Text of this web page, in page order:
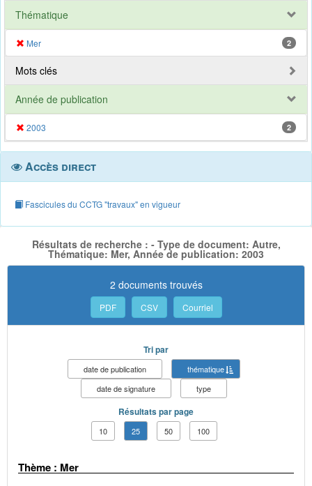
Thématique
Mer 2
Mots clés
Année de publication
2003 2
Accès direct
Fascicules du CCTG "travaux" en vigueur
Résultats de recherche : - Type de document: Autre,
Thématique: Mer, Année de publication: 2003
2 documents trouvés
PDF CSV Courriel
Tri par
date de publication
thématique
date de signature
type
Résultats par page
10 25 50 100
Thème : Mer